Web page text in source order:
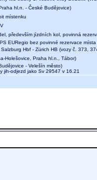
hl.n. - České Budějovice)
místenku
především jízdních kol, povinná
EURegio bez povinné rezervace
Hbf - Zürich HB (vozy č. 373,
Holešovice, Praha hl.n., Tábor)
- Velešín město)
jih-odjezd jako Sv 29547 v 16.21